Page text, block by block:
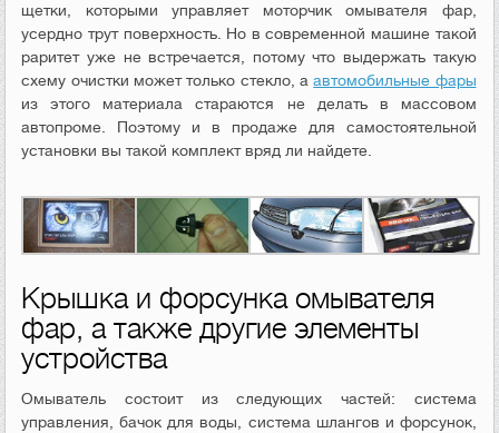
щетки, которыми управляет моторчик омывателя фар,
усердно трут поверхность. Но в современной машине такой
раритет уже не встречается, потому что выдержать такую
схему очистки может только стекло, аавтомобильные фары
из этого материала стараются не делать в массовом
автопроме. Поэтому и в продаже для самостоятельной
установки вы такой комплект вряд ли найдете.
Крышка и форсунка омывателя
фар, а также другие элементы
устройства
Омыватель состоит из следующих частей: система
управления, бачок для воды, система шлангов и форсунок,